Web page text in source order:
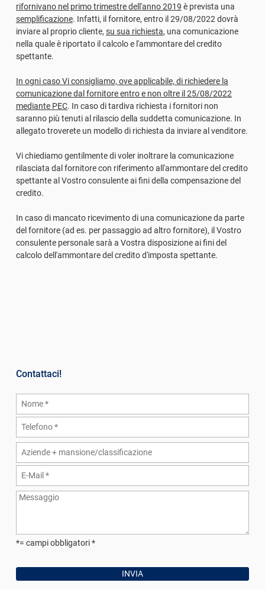
rifornivano nel primo trimestre dell'anno 2019 è prevista una
semplificazione. Infatti, il fornitore, entro il 29/08/2022 dovrà
inviare al proprio cliente, su sua richiesta, una comunicazione
nella quale è riportato il calcolo e l'ammontare del credito
spettante.
In ogni caso Vi consigliamo, ove applicabile, di richiedere la
comunicazione dal fornitore entro e non oltre il 25/08/2022
mediante PEC. In caso di tardiva richiesta i fornitori non
saranno più tenuti al rilascio della suddetta comunicazione. In
allegato troverete un modello di richiesta da inviare al venditore.
Vi chiediamo gentilmente di voler inoltrare la comunicazione
rilasciata dal fornitore con riferimento all'ammontare del credito
spettante al Vostro consulente ai fini della compensazione del
credito.
In caso di mancato ricevimento di una comunicazione da parte
del fornitore (ad es. per passaggio ad altro fornitore), il Vostro
consulente personale sarà a Vostra disposizione ai fini del
calcolo dell'ammontare del credito d'imposta spettante.
Contattaci!
*= campi obbligatori